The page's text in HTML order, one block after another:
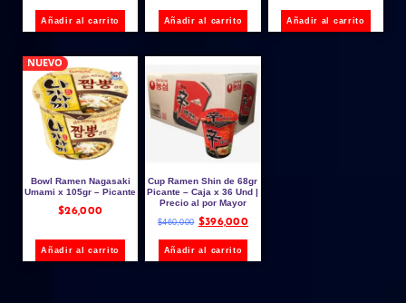
Añadir al carrito Añadir al carrito Añadir al carrito
NUEVO
Bowl Ramen Nagasaki
Umami x 105gr – Picante
$26,000
Añadir al carrito
Cup Ramen Shin de 68gr
Picante – Caja x 36 Und |
Precio al por Mayor
$460,000 $396,000
Añadir al carrito